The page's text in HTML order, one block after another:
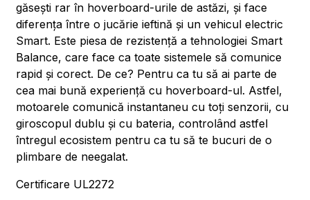
găsești rar în hoverboard-urile de astăzi, și face
diferența între o jucărie ieftină și un vehicul electric
Smart. Este piesa de rezistență a tehnologiei Smart
Balance, care face ca toate sistemele să comunice
rapid și corect. De ce? Pentru ca tu să ai parte de
cea mai bună experiență cu hoverboard-ul. Astfel,
motoarele comunică instantaneu cu toți senzorii, cu
giroscopul dublu și cu bateria, controlând astfel
întregul ecosistem pentru ca tu să te bucuri de o
plimbare de neegalat.
Certificare UL2272